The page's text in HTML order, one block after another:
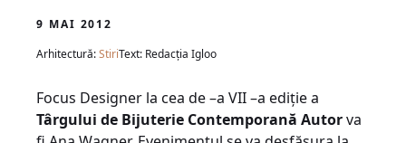
9 MAI 2012
Arhitectură:StiriText: Redacția Igloo
Focus Designer la cea de –a VII –a ediţie a
Târgului de Bijuterie Contemporană Autorva